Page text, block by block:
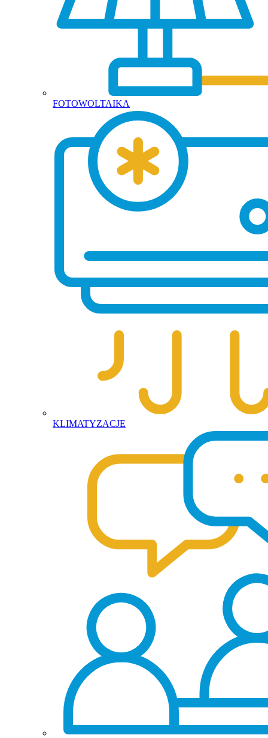
FOTOWOLTAIKA
KLIMATYZACJE